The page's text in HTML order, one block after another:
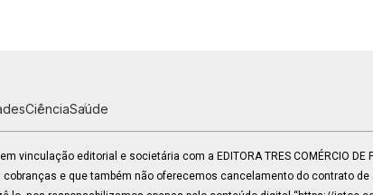
CiênciaSaúde
vinculação editorial e societária com a EDITORA TRES COMÉRCIO DE
e que também não oferecemos cancelamento do contrato